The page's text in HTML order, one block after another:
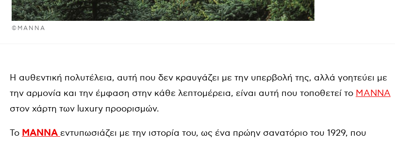
©MANNA
Η αυθεντική πολυτέλεια, αυτή που δεν κραυγάζει με την υπερβολή της, αλλά γοητεύει με
την αρμονία και την έμφαση στην κάθε λεπτομέρεια, είναι αυτή που τοποθετεί το MANNA
στον χάρτη των luxury προορισμών.
To ΜΑΝΝΑ εντυπωσιάζει με την ιστορία του, ως ένα πρώην σανατόριο του 1929, που